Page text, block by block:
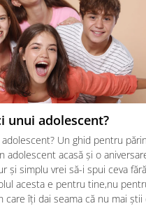
unui adolescent?
Un ghid pentru
adolescent acasă și o
și simplu vrei să-i spui ceva
acesta e pentru tine,nu
care îți dai seama că nu mai știi